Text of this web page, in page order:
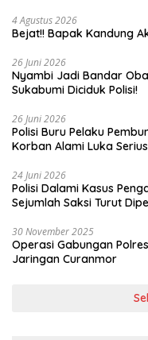
4 Agustus 2026
Bejat!! Bapak Kandung
26 Juni 2026
Nyambi Jadi Bandar
Sukabumi Diciduk Polisi!
26 Juni 2026
Polisi Buru Pelaku
Korban Alami Luka
24 Juni 2026
Polisi Dalami Kasus
Sejumlah Saksi Turut
30 November 2025
Operasi Gabungan
Jaringan Curanmor